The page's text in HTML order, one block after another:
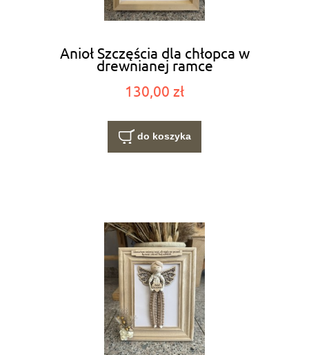
Anioł Szczęścia dla chłopca w
drewnianej ramce
130,00 zł
do koszyka